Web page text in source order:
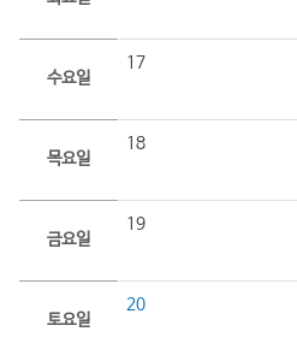
수요일
17
목요일
18
금요일
19
토요일
20